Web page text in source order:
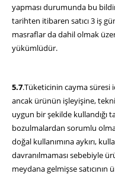
yapması durumunda bu
tarihten itibaren satıcı 3 iş
masraflar da dahil olmak
yükümlüdür.
5.7.Tüketicinin cayma
ancak ürünün işleyişine,
uygun bir şekilde kullandığı
bozulmalardan sorumlu
doğal kullanımına aykırı,
davranılmaması sebebiyle
meydana gelmişse